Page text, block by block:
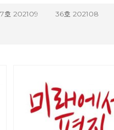
호 202109 36호 202108